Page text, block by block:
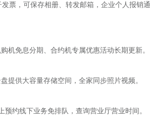
票，可保存相册、转发邮箱，企业个人报销通
机免息分期、合约机专属优惠活动长期更新。
提供大容量存储空间，全家同步照片视频。
约线下业务免排队，查询营业厅营业时间。